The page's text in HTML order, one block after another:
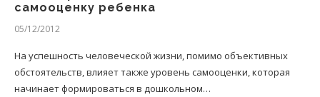
самооценку ребенка
05/12/2012
На успешность человеческой жизни, помимо объективных
обстоятельств, влияет также уровень самооценки, которая
начинает формироваться в дошкольном…